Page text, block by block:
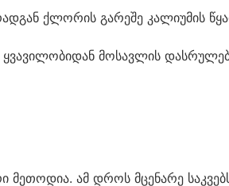
ქლორის გარეშე კალიუმის
მოსავლის
ამ დროს მცენარე